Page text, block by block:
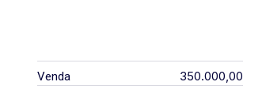
Venda 350.000,00